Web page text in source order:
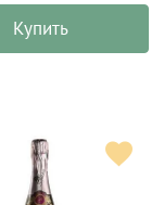
Купить